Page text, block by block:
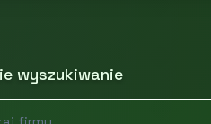
wyszukiwanie